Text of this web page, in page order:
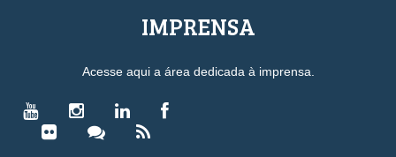
IMPRENSA
Acesse aqui a área dedicada à imprensa.